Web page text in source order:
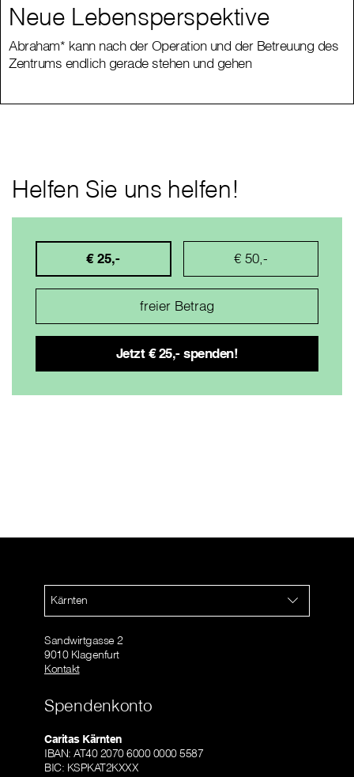
Neue Lebensperspektive
Abraham* kann nach der Operation und der Betreuung des
Zentrums endlich gerade stehen und gehen
Helfen Sie uns helfen!
€ 25,- € 50,-
Kärnten
Sandwirtgasse 2
9010 Klagenfurt
Kontakt
Spendenkonto
Caritas Kärnten
IBAN: AT40 2070 6000 0000 5587
BIC: KSPKAT2KXXX